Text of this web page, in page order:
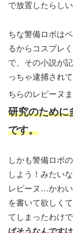
で放置したらしい
ちな警備ロボは
るからコスプレ
で、その小説が
っちゃ逮捕され
ちらのレピーヌ
研究のために
です。
しかも警備ロボ
しよう！みたい
レピーヌ…かわ
を書いて欲しく
てしまったわけ